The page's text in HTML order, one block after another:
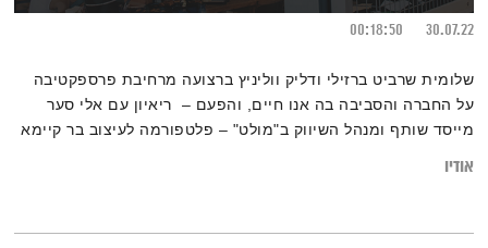
30.07.22
00:18:50
שלומית שרביט ברזילי ודליק ווליניץ ברצועה מרחיבת פרספקטיבה
על החברה והסביבה בה אנו חיים, והפעם – ריאיון עם אלי סער
מייסד שותף ומנהל השיווק ב"מולט" – פלטפורמה לעיצוב בר קיימא
אודיו